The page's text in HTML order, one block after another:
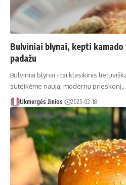
Bulviniai blynai, kepti
padažu
Bulviniai blynai - tai klasikinis
suteikėme naują, modernų
Ukmergės žinios 2025-02-18